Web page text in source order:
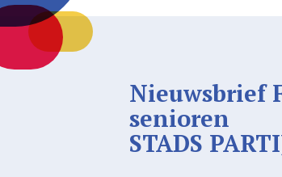
Nieuwsbrief
senioren
STADS